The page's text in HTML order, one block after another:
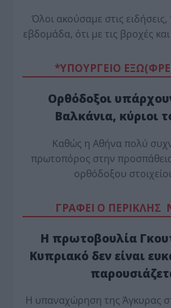
Όλοι ακούσαμε στις
εβδομάδα, ότι με τις βροχές
*ΥΠΟΥΡΓΕΙΟ
Ορθόδοξοι
Βαλκάνια, κύριοι
Καθώς η Αθήνα πολύ
πρωτοπόρος στην
ορθόδοξου
ΓΡΑΦΕΙ Ο ΠΕΡΙΚΛΗΣ
Η πρωτοβουλία
Κυπριακό δεν είναι
Η υπαναχώρηση της Άγκυρας